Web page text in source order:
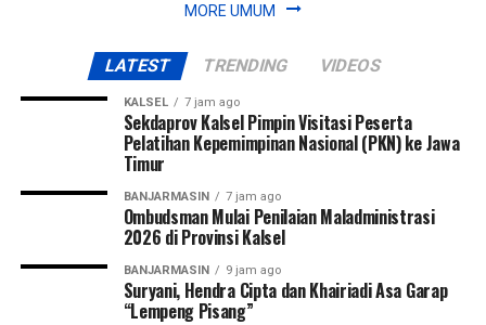
MORE UMUM
LATEST TRENDING VIDEOS
KALSEL 7 jam ago
Sekdaprov Kalsel Pimpin Visitasi Peserta
Pelatihan Kepemimpinan Nasional (PKN) ke Jawa
Timur
BANJARMASIN 7 jam ago
Ombudsman Mulai Penilaian Maladministrasi
2026 di Provinsi Kalsel
BANJARMASIN 9 jam ago
Suryani, Hendra Cipta dan Khairiadi Asa Garap
“Lempeng Pisang”